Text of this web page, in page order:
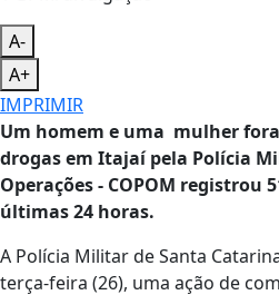
A-
A+
IMPRIMIR
Um homem e uma mulher
drogas em Itajaí pela Polícia
Operações - COPOM registrou
últimas 24 horas.
A Polícia Militar de Santa
terça-feira (26), uma ação de